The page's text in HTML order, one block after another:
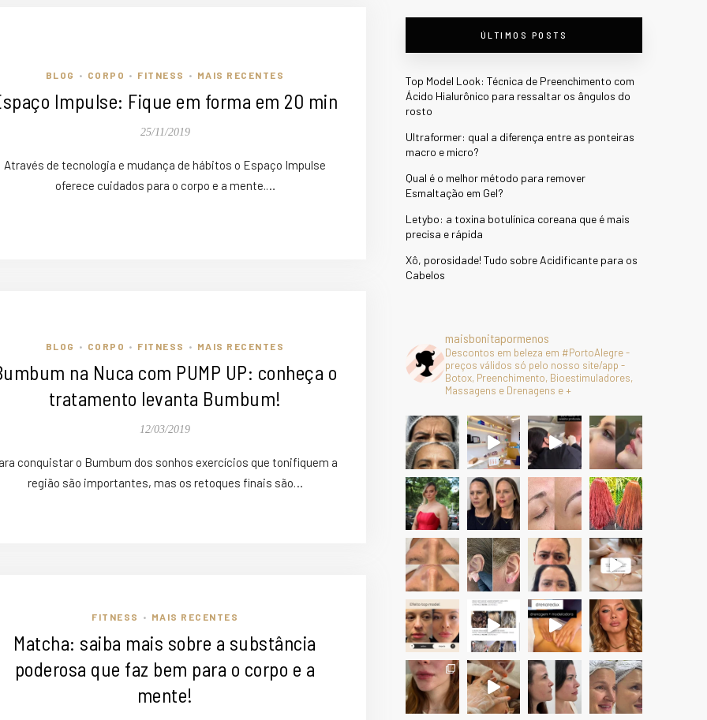
BLOG • CORPO • FITNESS • MAIS RECENTES
Impulse: Fique em forma em 20 min
25/11/2019
Através de tecnologia e mudança de hábitos o Espaço Impulse
oferece cuidados para o corpo e a mente.…
BLOG • CORPO • FITNESS • MAIS RECENTES
na Nuca com PUMP UP: conheça o
tratamento levanta Bumbum!
12/03/2019
conquistar o Bumbum dos sonhos exercícios que tonifiquem a
região são importantes, mas os retoques finais são…
FITNESS • MAIS RECENTES
Matcha: saiba mais sobre a substância
poderosa que faz bem para o corpo e a
mente!
ÚLTIMOS POSTS
Top Model Look: Técnica de Preenchimento com
Ácido Hialurônico para ressaltar os ângulos do
rosto
Ultraformer: qual a diferença entre as ponteiras
macro e micro?
Qual é o melhor método para remover
Esmaltação em Gel?
Letybo: a toxina botulínica coreana que é mais
precisa e rápida
Xô, porosidade! Tudo sobre Acidificante para os
Cabelos
maisbonitapormenos
Descontos em beleza em #PortoAlegre -
preços válidos só pelo nosso site/app -
Botox, Preenchimento, Bioestimuladores,
Massagens e Drenagens e +